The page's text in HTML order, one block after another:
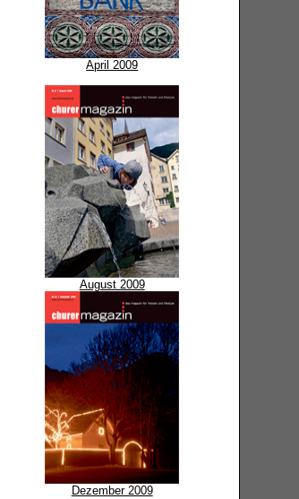
April 2009
August 2009
Dezember 2009